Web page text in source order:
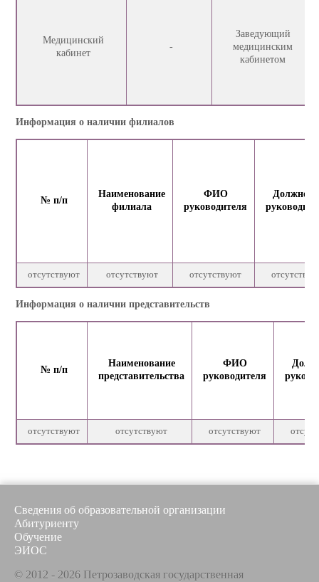
Медицинский
кабинет
-
Заведующий
медицинским
кабинетом
Информация о наличии филиалов
№ п/п
Наименование
филиала
ФИО
руководителя
отсутствуют отсутствуют отсутствуют
Информация о наличии представительств
№ п/п
Наименование
представительства
ФИО
руководителя
отсутствуют отсутствуют отсутствуют
Сведения об образовательной организации
Абитуриенту
Обучение
ЭИОС
© 2012 - 2026 Петрозаводская государственная